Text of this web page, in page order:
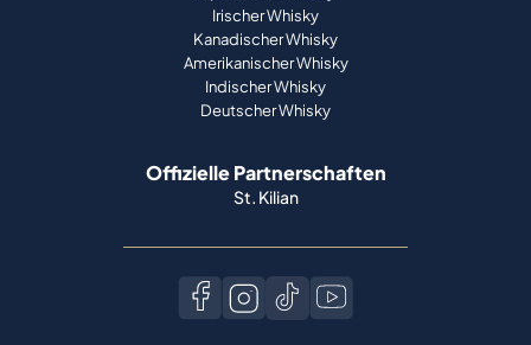
Irischer Whisky
Kanadischer Whisky
Amerikanischer Whisky
Indischer Whisky
Deutscher Whisky
Offizielle Partnerschaften
St. Kilian